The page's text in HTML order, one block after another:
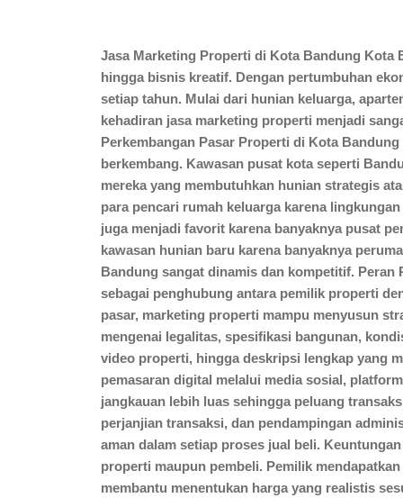
Jasa Marketing Properti di Kota Bandung Kota
hingga bisnis kreatif. Dengan pertumbuhan
setiap tahun. Mulai dari hunian keluarga,
kehadiran jasa marketing properti menjadi
Perkembangan Pasar Properti di Kota
berkembang. Kawasan pusat kota seperti
mereka yang membutuhkan hunian strategis
para pencari rumah keluarga karena
juga menjadi favorit karena banyaknya pusat
kawasan hunian baru karena banyaknya
Bandung sangat dinamis dan kompetitif.
sebagai penghubung antara pemilik properti
pasar, marketing properti mampu menyusun
mengenai legalitas, spesifikasi bangunan,
video properti, hingga deskripsi lengkap yang
pemasaran digital melalui media sosial,
jangkauan lebih luas sehingga peluang
perjanjian transaksi, dan pendampingan
aman dalam setiap proses jual beli.
properti maupun pembeli. Pemilik
membantu menentukan harga yang realistis